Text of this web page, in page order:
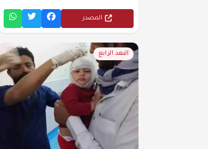
المصدر
البعد الرابع